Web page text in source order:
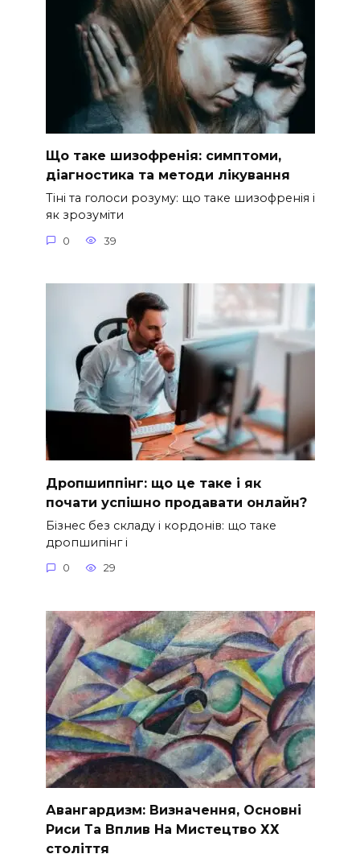
Що таке шизофренія: симптоми,
діагностика та методи лікування
Тіні та голоси розуму: що таке шизофренія і
як зрозуміти
0 39
Дропшиппінг: що це таке і як
почати успішно продавати онлайн?
Бізнес без складу і кордонів: що таке
дропшипінг і
0 29
Авангардизм: Визначення, Основні
Риси Та Вплив На Мистецтво ХХ
століття